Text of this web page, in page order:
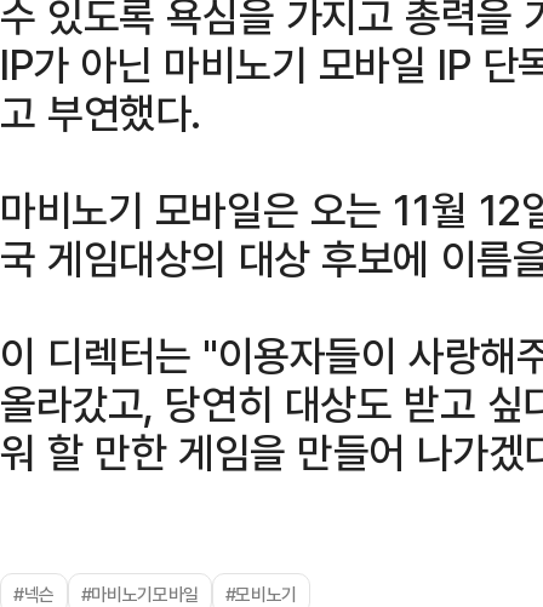
수 있도록 욕심을 가지고 총력을
IP가 아닌 마비노기 모바일 IP 단
고 부연했다.
마비노기 모바일은 오는 11월
국 게임대상의 대상 후보에 이름
이 디렉터는 "이용자들이 사랑해
올라갔고, 당연히 대상도 받고
워 할 만한 게임을 만들어 나가
#넥슨 #마비노기모바일 #모비노기